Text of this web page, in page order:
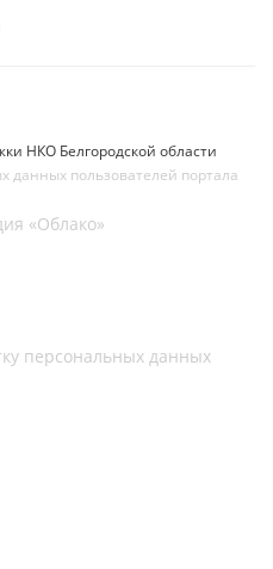
НКО Белгородской области
данных пользователей портала
персональных данных